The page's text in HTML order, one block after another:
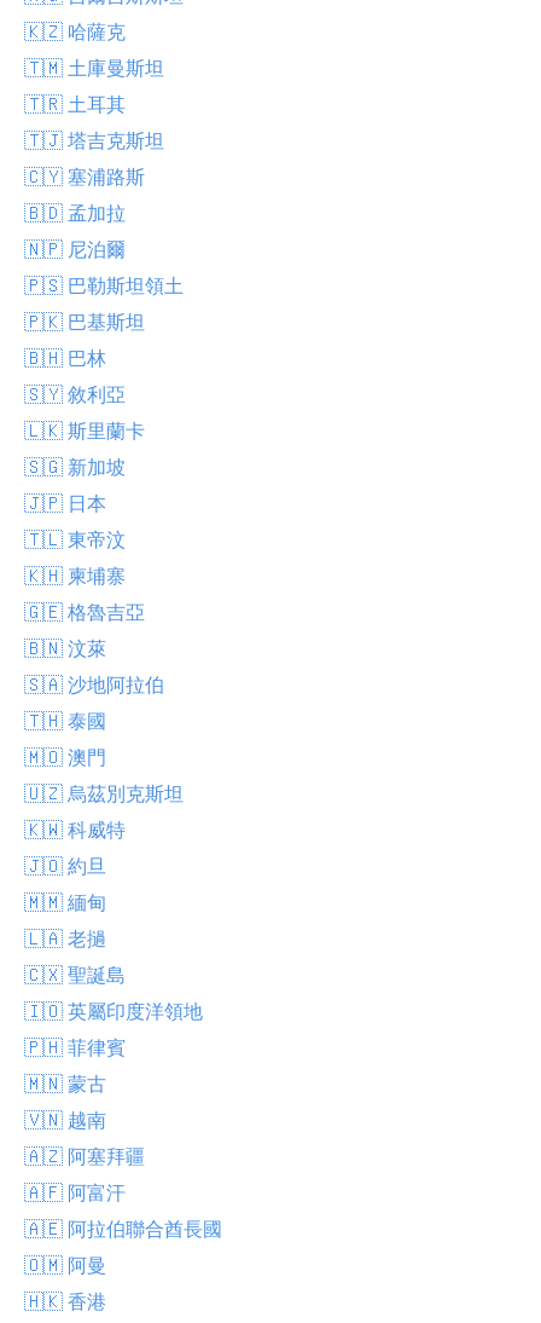
🇰🇿 哈薩克
🇹🇲 土庫曼斯坦
🇹🇷 土耳其
🇹🇯 塔吉克斯坦
🇨🇾 塞浦路斯
🇧🇩 孟加拉
🇳🇵 尼泊爾
🇵🇸 巴勒斯坦領土
🇵🇰 巴基斯坦
🇧🇭 巴林
🇸🇾 敘利亞
🇱🇰 斯里蘭卡
🇸🇬 新加坡
🇯🇵 日本
🇹🇱 東帝汶
🇰🇭 柬埔寨
🇬🇪 格魯吉亞
🇧🇳 汶萊
🇸🇦 沙地阿拉伯
🇹🇭 泰國
🇲🇴 澳門
🇺🇿 烏茲別克斯坦
🇰🇼 科威特
🇯🇴 約旦
🇲🇲 緬甸
🇱🇦 老撾
🇨🇽 聖誕島
🇮🇴 英屬印度洋領地
🇵🇭 菲律賓
🇲🇳 蒙古
🇻🇳 越南
🇦🇿 阿塞拜疆
🇦🇫 阿富汗
🇦🇪 阿拉伯聯合酋長國
🇴🇲 阿曼
🇭🇰 香港